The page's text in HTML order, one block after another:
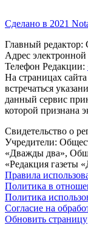
Сделано в 2021
Главный
Адрес
Телефон Редакции:
На страницах
встречаться
данный сервис
которой признана
Свидетельство о
Учредители:
«Дважды два»,
«Редакция газеты
Правила
Политика в
Политика
Согласие на
Обновить страницу